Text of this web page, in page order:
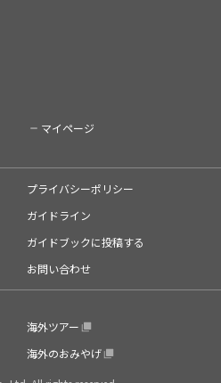
マイページ
プライバシーポリシー
ガイドライン
ガイドブックに投稿する
お問い合わせ
海外ツアー
海外のおみやげ